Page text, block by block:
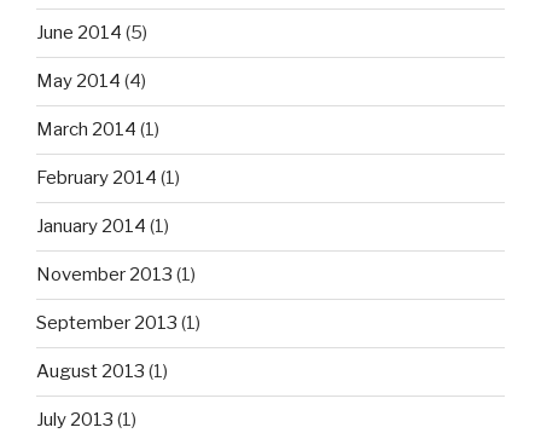
June 2014 (5)
May 2014 (4)
March 2014 (1)
February 2014 (1)
January 2014 (1)
November 2013 (1)
September 2013 (1)
August 2013 (1)
July 2013 (1)